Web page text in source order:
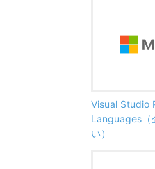
Visual Studio
Languages（
い）